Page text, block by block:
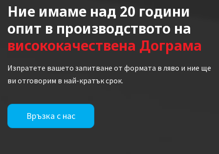
Ние имаме над 20 години
опит в производството на
висококачествена Дограма
Изпратете вашето запитване от формата в ляво и ние ще
ви отговорим в най-кратък срок.
Връзка с нас